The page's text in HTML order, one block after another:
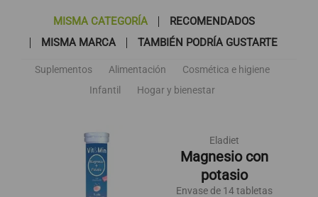
MISMA CATEGORÍA
RECOMENDADOS
MISMA MARCA
TAMBIÉN PODRÍA GUSTARTE
Suplementos Alimentación
Cosmética e higiene
Infantil
Hogar y bienestar
Eladiet
Magnesio con
potasio
Envase de 14 tabletas